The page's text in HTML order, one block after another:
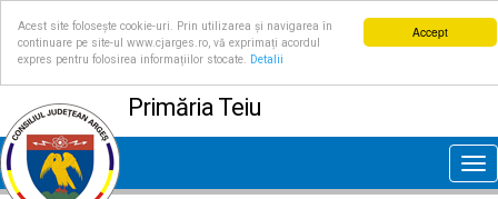
Accept
Acest site folosește cookie-uri. Prin utilizarea și navigarea în
continuare pe site-ul www.cjarges.ro, vă exprimați acordul
expres pentru folosirea informațiilor stocate.
Detalii
Primăria Teiu